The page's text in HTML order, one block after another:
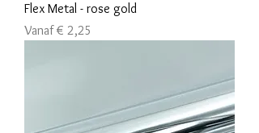
Flex Metal - rose gold
Vanaf€ 2,25
Verkoopprijs